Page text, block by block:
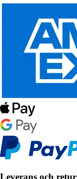
Leverans och retur